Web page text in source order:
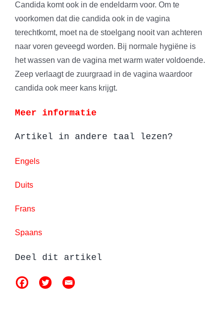
Candida komt ook in de endeldarm voor. Om te
voorkomen dat die candida ook in de vagina
terechtkomt, moet na de stoelgang nooit van achteren
naar voren geveegd worden. Bij normale hygiëne is
het wassen van de vagina met warm water voldoende.
Zeep verlaagt de zuurgraad in de vagina waardoor
candida ook meer kans krijgt.
Meer informatie
Artikel in andere taal lezen?
Engels
Duits
Frans
Spaans
Deel dit artikel